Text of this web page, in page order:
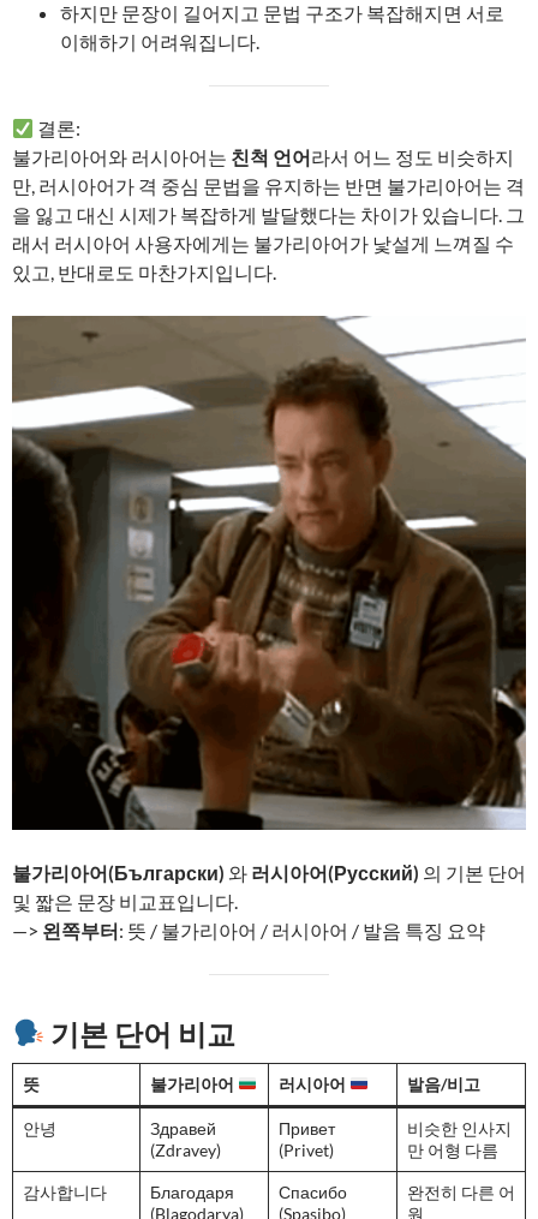
하지만 문장이 길어지고 문법 구조가 복잡해지면 서로
이해하기 어려워집니다.
결론:
불가리아어와 러시아어는 친척 언어라서 어느 정도 비슷하지
만, 러시아어가 격 중심 문법을 유지하는 반면 불가리아어는 격
을 잃고 대신 시제가 복잡하게 발달했다는 차이가 있습니다. 그
래서 러시아어 사용자에게는 불가리아어가 낯설게 느껴질 수
있고, 반대로도 마찬가지입니다.
불가리아어(Български) 와 러시아어(Русский) 의 기본 단어
및 짧은 문장 비교표입니다.
—> 왼쪽부터: 뜻 / 불가리아어 / 러시아어 / 발음 특징 요약
기본 단어 비교
뜻 불가리아어 러시아어 발음/비고
안녕
Здравей
(Zdravey)
Привет
(Privet)
비슷한 인사지
만 어형 다름
감사합니다
Благодаря
(Blagodarya)
Спасибо
(Spasibo)
완전히 다른 어
원